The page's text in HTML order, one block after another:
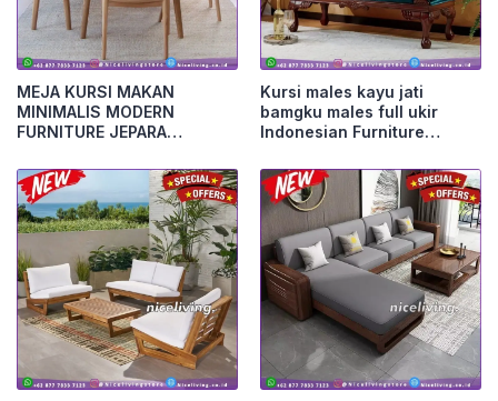
MEJA KURSI MAKAN
MINIMALIS MODERN
FURNITURE JEPARA
Kursi males kayu jati
bamgku males full ukir
Indonesian Furniture